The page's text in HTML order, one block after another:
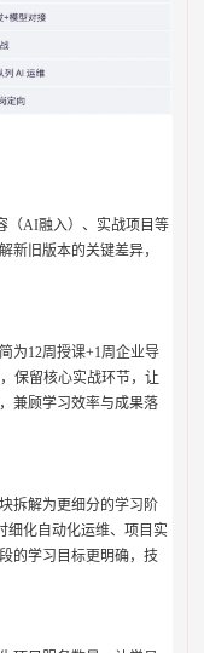
（AI融入）、实战项目等
新旧版本的关键差异，
为12周授课+1周企业导
保留核心实战环节，让
兼顾学习效率与成果落
拆解为更细分的学习阶
细化自动化运维、项目实
的学习目标更明确，技